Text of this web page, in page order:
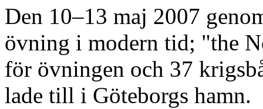
Den 10–13 maj 2007
övning i modern tid; "the
för övningen och 37
lade till i Göteborgs hamn.